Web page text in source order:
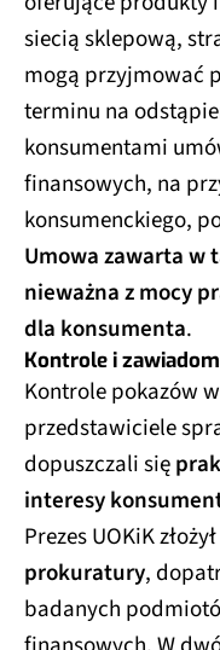
siecią sklepową,
mogą przyjmować
terminu na
konsumentami
finansowych, na
konsumenckiego,
Umowa zawarta w
nieważna z mocy
dla konsumenta.
Kontrole i
Kontrole pokazów
przedstawiciele
dopuszczali się
interesy
Prezes UOKiK złożył
prokuratury,
badanych